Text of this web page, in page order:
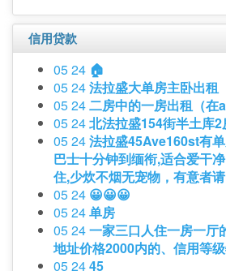
信用贷款
05 24 🏠
05 24法拉盛大单房主卧出租
05 24二房中的一房出租（在
05 24北法拉盛154街半土库
05 24法拉盛45Ave160st有
巴士十分钟到缅衔,适合爱干
住,少炊不烟无宠物，有意者请
05 24 😀😀😀
05 24单房
05 24一家三口人住一房一厅
地址价格2000内的、信用等
05 2445